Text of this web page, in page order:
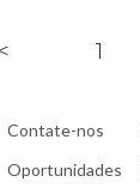
1
Contate-nos
Oportunidades